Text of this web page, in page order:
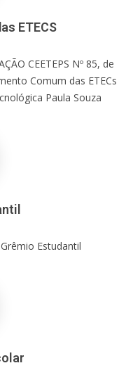
ETECS
CEETEPS Nº 85, de
Comum das ETECs
Paula Souza
Estudantil